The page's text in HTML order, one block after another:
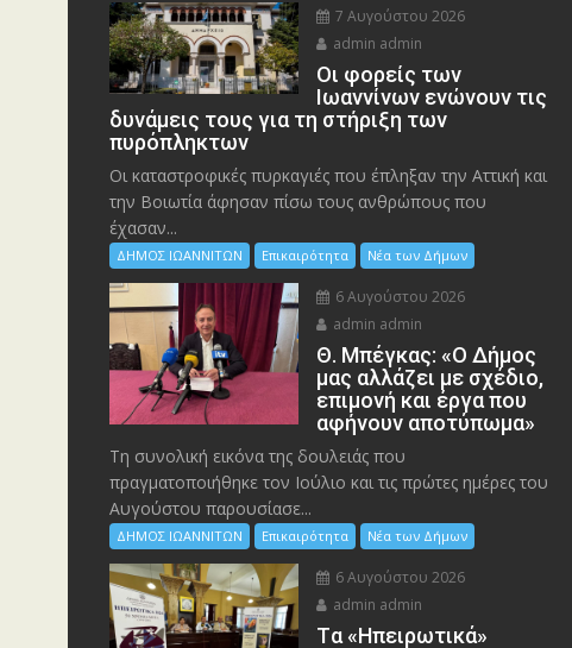
7 Αυγούστου 2026
admin admin
Οι φορείς των
Ιωαννίνων ενώνουν τις
δυνάμεις τους για τη στήριξη των
πυρόπληκτων
Οι καταστροφικές πυρκαγιές που έπληξαν την Αττική και
την Bοιωτία άφησαν πίσω τους ανθρώπους που
έχασαν...
ΔΗΜΟΣ ΙΩΑΝΝΙΤΩΝ Επικαιρότητα Νέα των Δήμων
6 Αυγούστου 2026
admin admin
Θ. Μπέγκας: «Ο Δήμος
μας αλλάζει με σχέδιο,
επιμονή και έργα που
αφήνουν αποτύπωμα»
Τη συνολική εικόνα της δουλειάς που
πραγματοποιήθηκε τον Ιούλιο και τις πρώτες ημέρες του
Αυγούστου παρουσίασε...
ΔΗΜΟΣ ΙΩΑΝΝΙΤΩΝ Επικαιρότητα Νέα των Δήμων
6 Αυγούστου 2026
admin admin
Tα «Ηπειρωτικά»